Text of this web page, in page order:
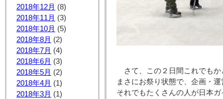
2018年12月 (8)
2018年11月 (3)
2018年10月 (5)
2018年8月 (2)
2018年7月 (4)
2018年6月 (3)
2018年5月 (2)
2018年4月 (1)
2018年3月 (1)
さて、この２日間これでも
まさにお祭り状態で、企画・
それでもたくさんの人が日本